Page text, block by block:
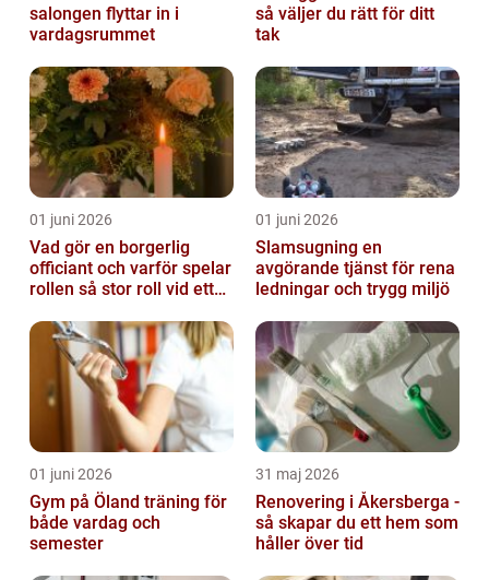
salongen flyttar in i
vardagsrummet
så väljer du rätt för ditt
tak
01 juni 2026
Vad gör en borgerlig
officiant och varför spelar
rollen så stor roll vid ett
01 juni 2026
Slamsugning en
avgörande tjänst för rena
ledningar och trygg miljö
01 juni 2026
Gym på Öland träning för
både vardag och
semester
31 maj 2026
Renovering i Åkersberga -
så skapar du ett hem som
håller över tid